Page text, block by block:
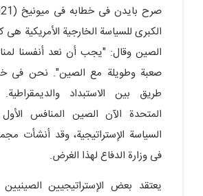
الکبرى للسیاسة الخارجیة الأمریکیة هی
الصین وقال: "یجب أن نعد أنفسنا
صعبة وطویلة مع الصین". نحن فی
طریق بین الاستبداد والدیمقراطیة.
المتحدة الآن الصین المنافس
السیاسة الإستراتیجیة، وقد أنشأت
فی وزارة الدفاع لهذا الغرض.
یعتقد بعض الإستراتیجیین